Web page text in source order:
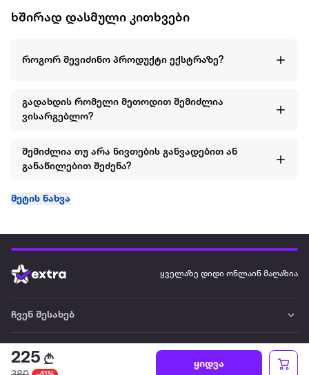
225 ყიდვა
ხშირად დასმული კითხვები
როგორ შევიძინო პროდუქტი ექსტრაზე?
გადახდის რომელი მეთოდით შემიძლია
ვისარგებლო?
შემიძლია თუ არა ნივთების განვადებით ან
განაწილებით შეძენა?
მეტის ნახვა
ყველაზე დიდი ონლაინ მაღაზია
ჩვენ შესახებ
წესები და პირობები